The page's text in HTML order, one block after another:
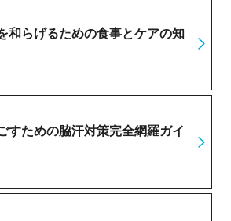
和らげるための食事とケアの知
すための脇汗対策完全網羅ガイ